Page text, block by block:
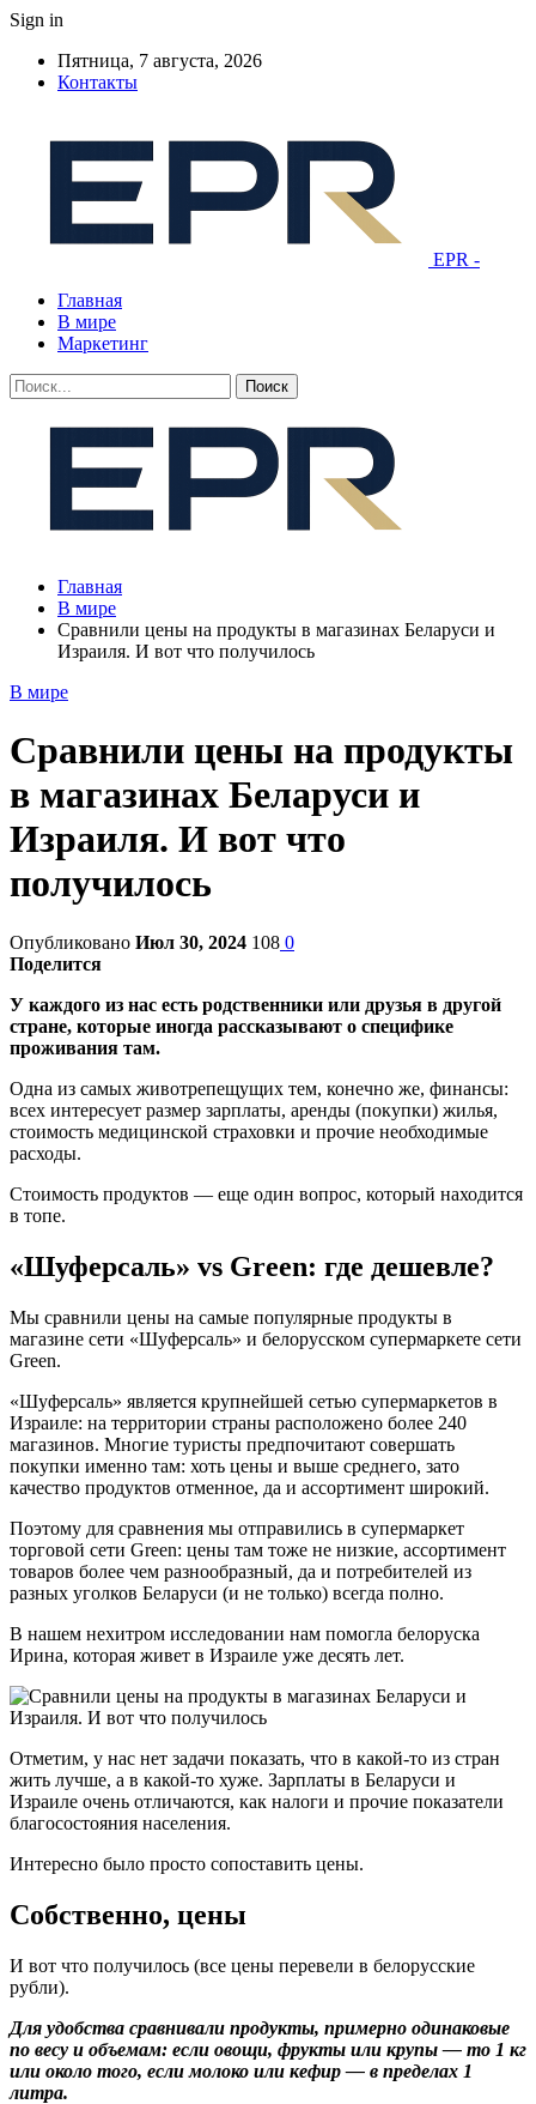
Sign in
Пятница, 7 августа, 2026
Контакты
EPR -
Главная
В мире
Маркетинг
Главная
В мире
Сравнили цены на продукты в магазинах Беларуси и
Израиля. И вот что получилось
В мире
Сравнили цены на продукты
в магазинах Беларуси и
Израиля. И вот что
получилось
Опубликовано Июл 30, 2024 108 0
Поделится
У каждого из нас есть родственники или друзья в другой
стране, которые иногда рассказывают о специфике
проживания там.
Одна из самых животрепещущих тем, конечно же, финансы:
всех интересует размер зарплаты, аренды (покупки) жилья,
стоимость медицинской страховки и прочие необходимые
расходы.
Стоимость продуктов — еще один вопрос, который находится
в топе.
«Шуферсаль» vs Green: где дешевле?
Мы сравнили цены на самые популярные продукты в
магазине сети «Шуферсаль» и белорусском супермаркете сети
Green.
«Шуферсаль» является крупнейшей сетью супермаркетов в
Израиле: на территории страны расположено более 240
магазинов. Многие туристы предпочитают совершать
покупки именно там: хоть цены и выше среднего, зато
качество продуктов отменное, да и ассортимент широкий.
Поэтому для сравнения мы отправились в супермаркет
торговой сети Green: цены там тоже не низкие, ассортимент
товаров более чем разнообразный, да и потребителей из
разных уголков Беларуси (и не только) всегда полно.
В нашем нехитром исследовании нам помогла белоруска
Ирина, которая живет в Израиле уже десять лет.
Отметим, у нас нет задачи показать, что в какой-то из стран
жить лучше, а в какой-то хуже. Зарплаты в Беларуси и
Израиле очень отличаются, как налоги и прочие показатели
благосостояния населения.
Интересно было просто сопоставить цены.
Собственно, цены
И вот что получилось (все цены перевели в белорусские
рубли).
Для удобства сравнивали продукты, примерно одинаковые
по весу и объемам: если овощи, фрукты или крупы — то 1 кг
или около того, если молоко или кефир — в пределах 1
литра.